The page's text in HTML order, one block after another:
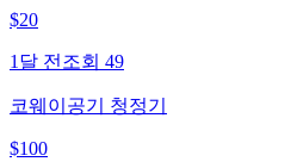
$20
1달 전 조회 49
코웨이공기 청정기
$100